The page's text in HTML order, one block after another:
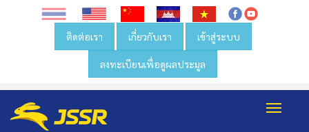
ติดต่อเรา เกี่ยวกับเรา เข้าสู่ระบบ
ลงทะเบียนเพื่อดูผลประมูล